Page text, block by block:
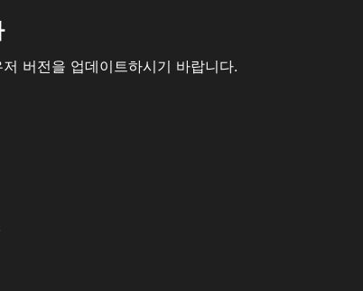
버전을 업데이트하시기 바랍니다.